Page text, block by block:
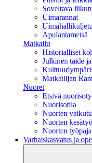
Soveltava
Uimarannat
Apulantametsä
Matkailu
Historialliset
Julkinen taide
Matkailijan
Nuoret
Etsivä
Nuorisotila
Nuorten
Nuorten
Nuorten työpaja
Varhaiskasvatus ja